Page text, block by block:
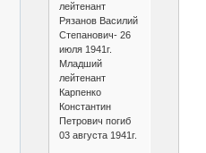
лейтенант
Рязанов Василий
Степанович- 26
июля 1941г.
Младший
лейтенант
Карпенко
Константин
Петрович погиб
03 августа 1941г.